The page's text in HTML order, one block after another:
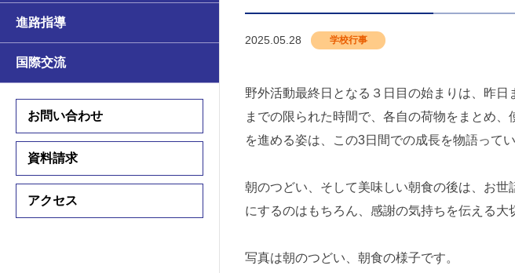
カルティベーションコース
学習支援
国際交流プログラム
中学入試情報
カルティベーションコース／
カルティベーションSコース
国際交流プログラム
高校入試情報
進路指導
国際交流
お問い合わせ
資料請求
アクセス
2025.05.28 学校行事
野外活動最終日となる３日目の始まりは、昨
までの限られた時間で、各自の荷物をまとめ
を進める姿は、この3日間での成長を物語ってい
朝のつどい、そして美味しい朝食の後は、お
にするのはもちろん、感謝の気持ちを伝える大
写真は朝のつどい、朝食の様子です。